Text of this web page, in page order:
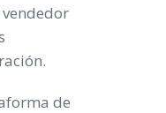
de